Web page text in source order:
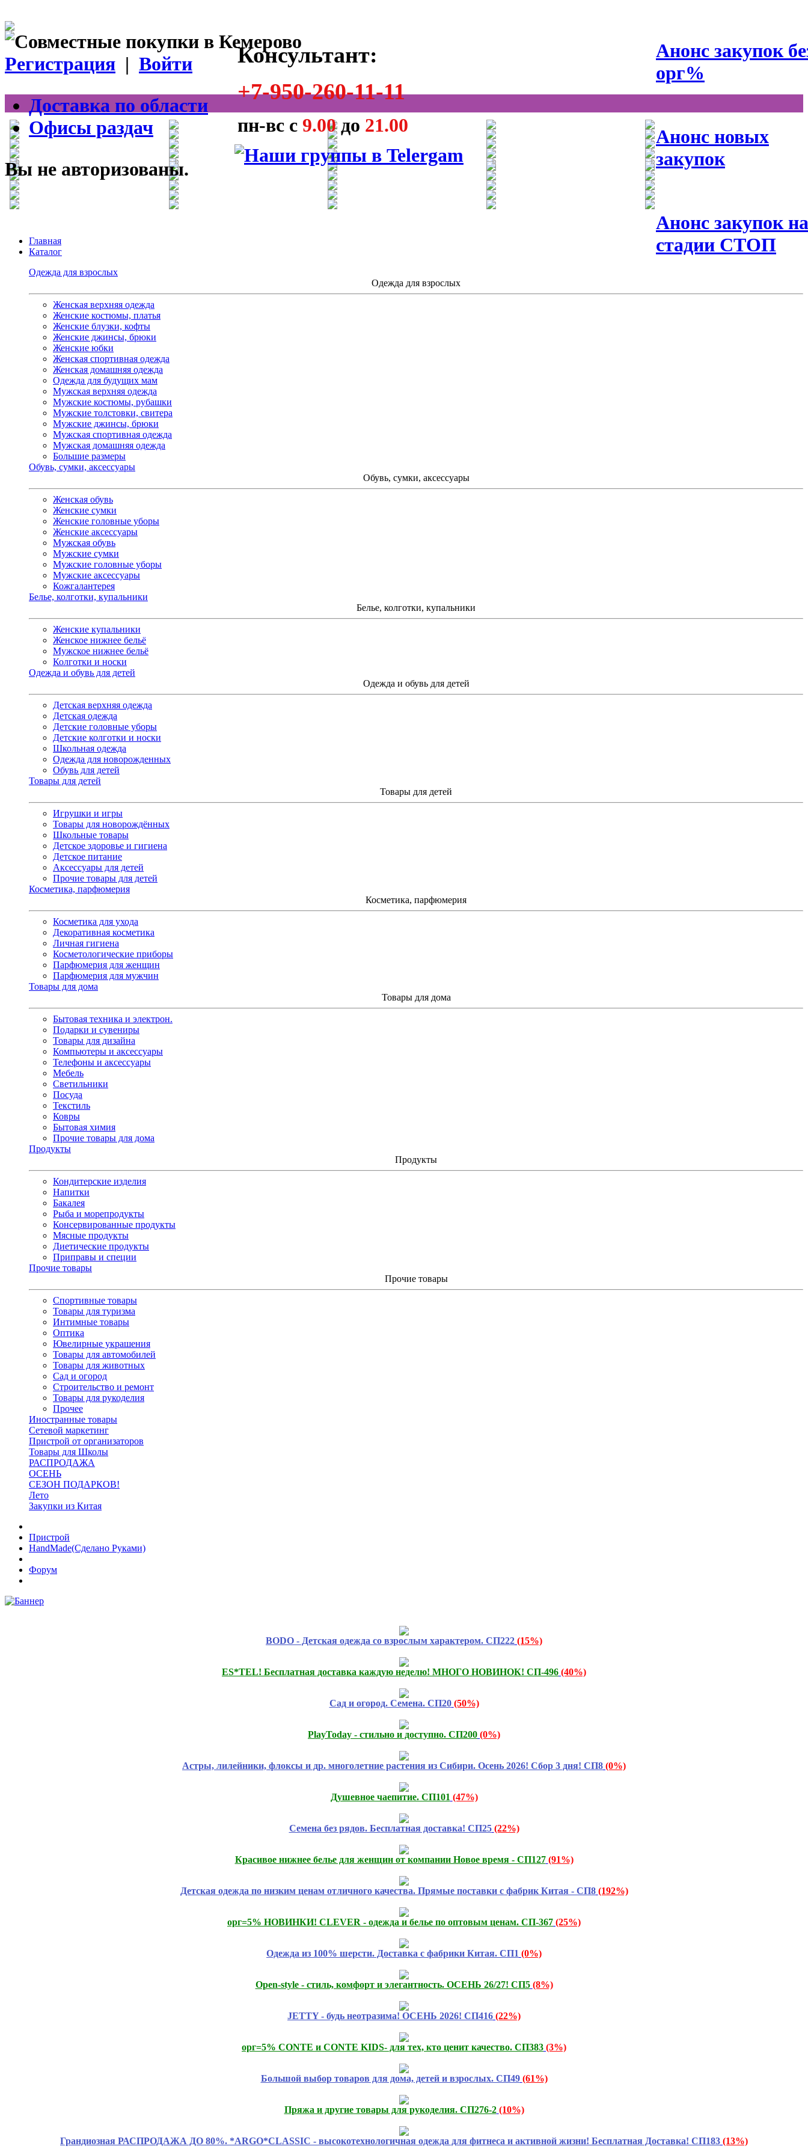
Анонс закупок
орг%
Анонс новых
закупок
Анонс закупок на
стадии СТОП
Консультант:
+7-950-260-11-11
пн-вс с 9.00до 21.00
Регистрация | Войти
Доставка по области
Офисы раздач
Вы не авторизованы.
Главная
Каталог
Одежда для взрослых
Одежда для взрослых
Женская верхняя одежда
Женские костюмы, платья
Женские блузки, кофты
Женские джинсы, брюки
Женские юбки
Женская спортивная одежда
Женская домашняя одежда
Одежда для будущих мам
Мужская верхняя одежда
Мужские костюмы, рубашки
Мужские толстовки, свитера
Мужские джинсы, брюки
Мужская спортивная одежда
Мужская домашняя одежда
Большие размеры
Обувь, сумки, аксессуары
Обувь, сумки, аксессуары
Женская обувь
Женские сумки
Женские головные уборы
Женские аксессуары
Мужская обувь
Мужские сумки
Мужские головные уборы
Мужские аксессуары
Кожгалантерея
Белье, колготки, купальники
Белье, колготки, купальники
Женские купальники
Женское нижнее бельё
Мужское нижнее бельё
Колготки и носки
Одежда и обувь для детей
Одежда и обувь для детей
Детская верхняя одежда
Детская одежда
Детские головные уборы
Детские колготки и носки
Школьная одежда
Одежда для новорожденных
Обувь для детей
Товары для детей
Товары для детей
Игрушки и игры
Товары для новорождённых
Школьные товары
Детское здоровье и гигиена
Детское питание
Аксессуары для детей
Прочие товары для детей
Косметика, парфюмерия
Косметика, парфюмерия
Косметика для ухода
Декоративная косметика
Личная гигиена
Косметологические приборы
Парфюмерия для женщин
Парфюмерия для мужчин
Товары для дома
Товары для дома
Бытовая техника и электрон.
Подарки и сувениры
Товары для дизайна
Компьютеры и аксессуары
Телефоны и аксессуары
Мебель
Светильники
Посуда
Текстиль
Ковры
Бытовая химия
Прочие товары для дома
Продукты
Продукты
Кондитерские изделия
Напитки
Бакалея
Рыба и морепродукты
Консервированные продукты
Мясные продукты
Диетические продукты
Приправы и специи
Прочие товары
Прочие товары
Спортивные товары
Товары для туризма
Интимные товары
Оптика
Ювелирные украшения
Товары для автомобилей
Товары для животных
Сад и огород
Строительство и ремонт
Товары для рукоделия
Прочее
Иностранные товары
Сетевой маркетинг
Пристрой от организаторов
Товары для Школы
РАСПРОДАЖА
ОСЕНЬ
СЕЗОН ПОДАРКОВ!
Лето
Закупки из Китая
Пристрой
HandMade(Сделано Руками)
Форум
BODO - Детская одежда со взрослым характером. СП222 (15%)
ES*TEL! Бесплатная доставка каждую неделю! МНОГО НОВИНОК! СП-496 (40%)
Сад и огород. Семена. СП20 (50%)
PlayToday - стильно и доступно. СП200 (0%)
Астры, лилейники, флоксы и др. многолетние растения из Сибири. Осень 2026! Сбор 3 дня! СП8 (0%)
Душевное чаепитие. СП101 (47%)
Семена без рядов. Бесплатная доставка! СП25 (22%)
Красивое нижнее белье для женщин от компании Новое время - СП127 (91%)
Детская одежда по низким ценам отличного качества. Прямые поставки с фабрик Китая - СП8 (192%)
орг=5% НОВИНКИ! CLEVER - одежда и белье по оптовым ценам. СП-367 (25%)
Одежда из 100% шерсти. Доставка с фабрики Китая. СП1 (0%)
Open-style - стиль, комфорт и элегантность. ОСЕНЬ 26/27! СП5 (8%)
JETTY - будь неотразима! ОСЕНЬ 2026! СП416 (22%)
орг=5% CONTE и CONTE KIDS- для тех, кто ценит качество. СП383 (3%)
Большой выбор товаров для дома, детей и взрослых. СП49 (61%)
Пряжа и другие товары для рукоделия. СП276-2 (10%)
Грандиозная РАСПРОДАЖА ДО 80%. *ARGO*CLASSIC - высокотехнологичная одежда для фитнеса и активной жизни! Бесплатная Доставка! СП183 (13%)